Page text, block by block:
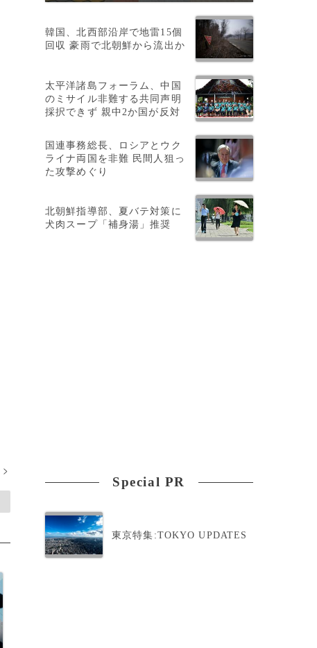
>
韓国、北西部沿岸で地雷15個
回収 豪雨で北朝鮮から流出か
太平洋諸島フォーラム、中国
のミサイル非難する共同声明
採択できず 親中2か国が反対
国連事務総長、ロシアとウク
ライナ両国を非難 民間人狙っ
た攻撃めぐり
北朝鮮指導部、夏バテ対策に
犬肉スープ「補身湯」推奨
Special PR
東京特集:TOKYO UPDATES